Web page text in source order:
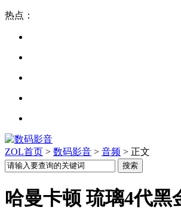
热点：
ZOL首页 > 数码影音 > 音频 > 正文
哈曼卡顿 琉璃4代黑